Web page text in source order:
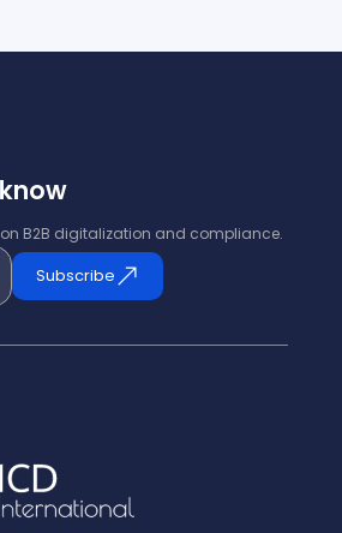
B2B digitalization and compliance.
Subscribe